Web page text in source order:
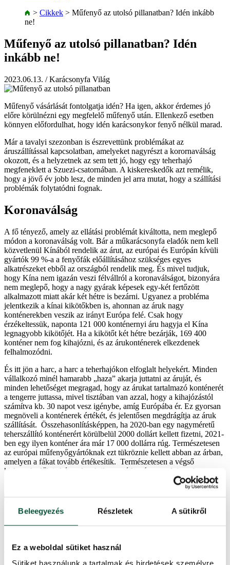
Beleegyezés Részletek A sütikről
Ez a weboldal sütiket használ
> Cikkek > Műfenyő az utolsó pillanatban? Idén inkább
ne!
Műfenyő az utolsó pillanatban? Idén
inkább ne!
2023.06.13. / Karácsonyfa Világ
Műfenyő vásárlását fontolgatja idén? Ha igen, akkor érdemes jó
előre körülnézni egy megfelelő műfenyő után. Ellenkező esetben
könnyen előfordulhat, hogy idén karácsonykor fenyő nélkül marad.
Már a tavalyi szezonban is észrevettünk problémákat az
áruszállítással kapcsolatban, amelyeket nagyrészt a korornaválság
okozott, és a helyzetnek az sem tett jó, hogy egy teherhajó
megfeneklett a Szuezi-csatornában. A kiskereskedők azt remélik,
hogy a jövő év jobb lesz, de minden jel arra mutat, hogy a szállítási
problémák folytatódni fognak.
Koronaválság
A fő tényező, amely az ellátási problémát kiváltotta, nem meglepő
módon a koronaválság volt. Bár a műkarácsonyfa eladók nem kell
közvetlenül Kínából rendelik az árut, az európai és Európán kívüli
gyártók 99 %-a a fenyőfák előállításához szükséges egyes
alkatrészeket ebből az országból rendelik meg. És mivel tudjuk,
hogy Kína nem igazán veszi félvállról a koronaválságot, bizonyára
nem meglepő, hogy a nagy gyárak képesek egy-két fertőzött
alkalmazott miatt akár két hétre is bezárni. Ugyanez a probléma
jelentkezik a kínai kikötőkben is, ahonnan az áruk nagy
konténerekben veszik az irányt Európa felé. Csak hogy
érzékeltessük, naponta 121 000 konténernyi áru hagyja el Kína
legnagyobb kikötőjét. Ha a kikötőt két hétre bezárják, 169 400
konténer nem fog kihajózni, és az árukonténerek elkezdenek
felhalmozódni.
És itt jön a harc, a harc a teherhajókon elfoglalt helyekért. Minden
vállalkozó minél hamarabb „haza” akarja juttatni az áruját, és
minden lehetőséget megragad, hogy az árukat tartalmazó konténerét
a tengerre juttassa, mivel tisztában van azzal, hogy a kihajózástól
számítva kb. 30 napot vesz igénybe, amíg Európába ér. Ez gyorsan
megnöveli a konténerek értékét, és jelentősen megdrágítja az áruk
szállítását. Összehasonlításképpen, ha 2020-ban egy nagyméretű
teherszállító konténerért körülbelül 2000 dollárt kellett fizetni, 2021-
ben egy ilyen konténer ára már 17 000 dollárra rúg. Természetesen
az európai műfenyőgyártóknak ezt tükröznie kellett abban az árban,
amelyen a fákat tovább értékesítik. Természetesen a végső
kiskereskedők is kénytelenek ilyen módon árat emelni, ami sem
A gyártási alapanyagok hiánya
Jelenleg az egyik fő probléma a kereslet és a kínálat közötti eltérés.
A gyártóknak nincs miből előállítaniuk az árukat, esetünkben a